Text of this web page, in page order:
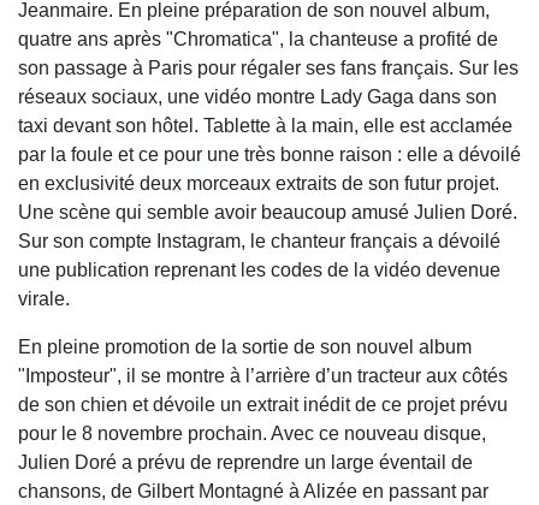
Jeanmaire. En pleine préparation de son nouvel album,
quatre ans après "Chromatica", la chanteuse a profité de
son passage à Paris pour régaler ses fans français. Sur les
réseaux sociaux, une vidéo montre Lady Gaga dans son
taxi devant son hôtel. Tablette à la main, elle est acclamée
par la foule et ce pour une très bonne raison : elle a dévoilé
en exclusivité deux morceaux extraits de son futur projet.
Une scène qui semble avoir beaucoup amusé Julien Doré.
Sur son compte Instagram, le chanteur français a dévoilé
une publication reprenant les codes de la vidéo devenue
virale.
En pleine promotion de la sortie de son nouvel album
"Imposteur", il se montre à l’arrière d’un tracteur aux côtés
de son chien et dévoile un extrait inédit de ce projet prévu
pour le 8 novembre prochain. Avec ce nouveau disque,
Julien Doré a prévu de reprendre un large éventail de
chansons, de Gilbert Montagné à Alizée en passant par